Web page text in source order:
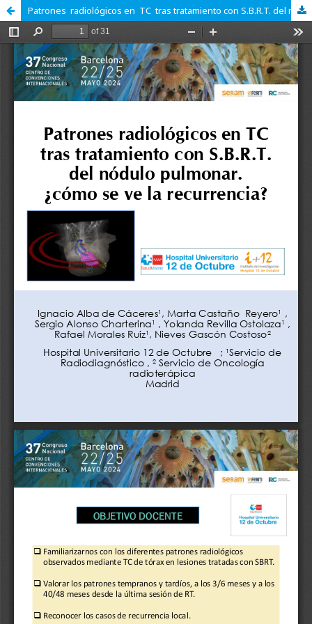
Patrones radiológicos en TC tras tratamiento con S.B.R.T. del nódulo pulmonar . ¿ Cómo se ve la recurrencia ?